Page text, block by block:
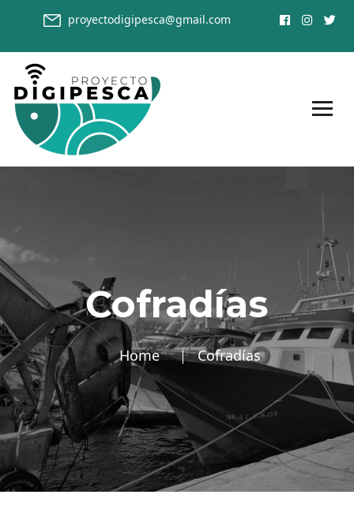
proyectodigipesca@gmail.com
Cofradías
Home Cofradías